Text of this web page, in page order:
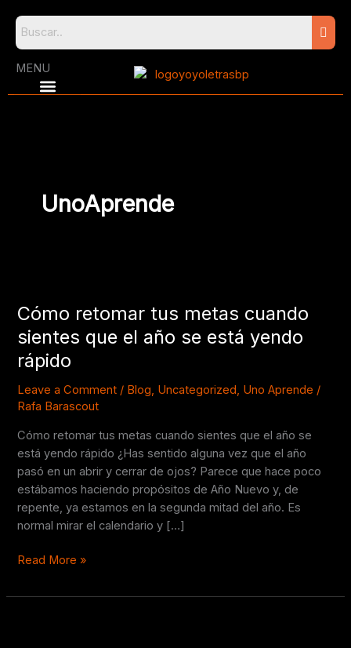
content
MENU
UnoAprende
Cómo retomar tus metas cuando
sientes que el año se está yendo
rápido
Leave a Comment / Blog, Uncategorized, Uno Aprende /
Rafa Barascout
Cómo retomar tus metas cuando sientes que el año se
está yendo rápido ¿Has sentido alguna vez que el año
pasó en un abrir y cerrar de ojos? Parece que hace poco
estábamos haciendo propósitos de Año Nuevo y, de
repente, ya estamos en la segunda mitad del año. Es
normal mirar el calendario y […]
tus
metas
cuando
sientes
que
el
se
está
yendo
rápido
Read More »